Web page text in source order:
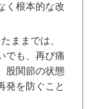
く根本的な改
ままでは、
でも、再び痛
股関節の状態
発を防ぐこと